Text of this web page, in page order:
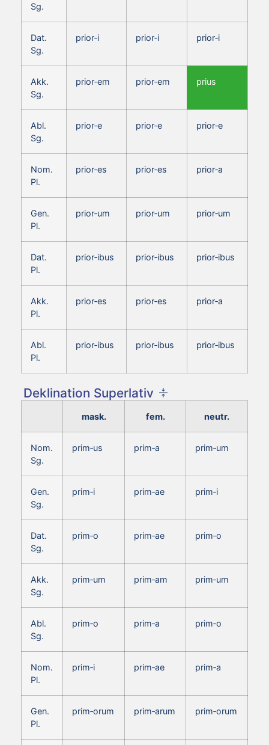
Sg.
Dat.
Sg.
prior‑i prior‑i prior‑i
Akk.
Sg.
prior‑em prior‑em prius
Abl.
Sg.
prior‑e prior‑e prior‑e
Nom.
Pl.
prior‑es prior‑es prior‑a
Gen.
Pl.
prior‑um prior‑um prior‑um
Dat.
Pl.
prior‑ibus prior‑ibus prior‑ibus
Akk.
Pl.
prior‑es prior‑es prior‑a
Abl.
Pl.
prior‑ibus prior‑ibus prior‑ibus
Deklination Superlativ
mask. fem. neutr.
Nom.
Sg.
prim‑us prim‑a prim‑um
Gen.
Sg.
prim‑i prim‑ae prim‑i
Dat.
Sg.
prim‑o prim‑ae prim‑o
Akk.
Sg.
prim‑um prim‑am prim‑um
Abl.
Sg.
prim‑o prim‑a prim‑o
Nom.
Pl.
prim‑i prim‑ae prim‑a
Gen.
Pl.
prim‑orum prim‑arum prim‑orum